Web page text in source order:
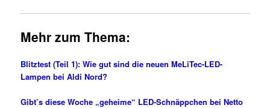
Mehr zum Thema:
Blitztest (Teil 1): Wie gut sind die neuen MeLiTec-LED-
Lampen bei Aldi Nord?
Gibt’s diese Woche „geheime“ LED-Schnäppchen bei Netto